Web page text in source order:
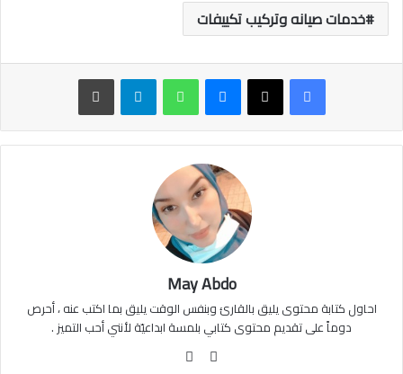
خدمات صيانه وتركيب تكييفات
ماسنجر واتساب تيلقرام طباعة
May Abdo
احاول كتابة محتوى يليق بالقارئ وبنفس الوقت يليق بما اكتب عنه ، أحرص
دوماً على تقديم محتوى كتابي بلمسة ابداعيّة لأنني أحب التميز .
موقع